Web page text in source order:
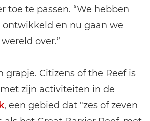
toe te passen. “We hebben
ontwikkeld en nu gaan we
over.”
grapje. Citizens of the Reef is
zijn activiteiten in de
, een gebied dat "zes of zeven